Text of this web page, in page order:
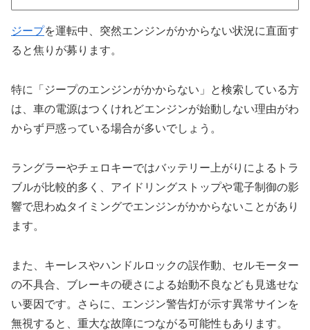
ジープを運転中、突然エンジンがかからない状況に直面す
ると焦りが募ります。
特に「ジープのエンジンがかからない」と検索している方
は、車の電源はつくけれどエンジンが始動しない理由がわ
からず戸惑っている場合が多いでしょう。
ラングラーやチェロキーではバッテリー上がりによるトラ
ブルが比較的多く、アイドリングストップや電子制御の影
響で思わぬタイミングでエンジンがかからないことがあり
ます。
また、キーレスやハンドルロックの誤作動、セルモーター
の不具合、ブレーキの硬さによる始動不良なども見逃せな
い要因です。さらに、エンジン警告灯が示す異常サインを
無視すると、重大な故障につながる可能性もあります。